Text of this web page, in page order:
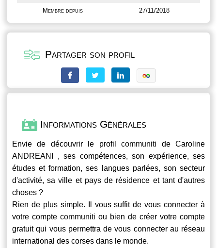
Membre depuis 27/11/2018
Partager son profil
Informations Générales
Envie de découvrir le profilcommuniti de Caroline
ANDREANI , ses compétences, son expérience, ses
études et formation, ses langues parlées, son secteur
d'activité, sa ville et pays de résidence et tant d'autres
choses ?
Rien de plus simple. Il vous suffit de vous connecter à
votre compte communiti ou bien de créer votre compte
gratuit qui vous permettra de vous connecter au réseau
international des corses dans le monde.